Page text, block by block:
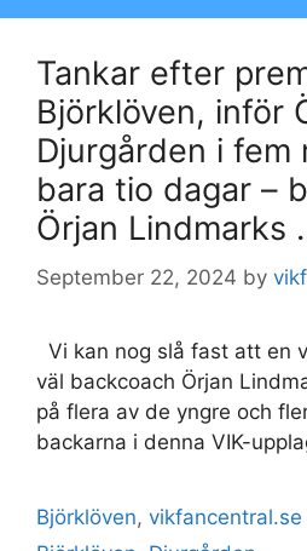
Tankar efter
Björklöven, inför
Djurgården i fem
bara tio dagar –
Örjan Lindmarks
September 22, 2024 by
Vi kan nog slå fast att en
väl backcoach Örjan
på flera av de yngre och
backarna i denna VIK-
Categories
Björklöven, vikfancentral.se